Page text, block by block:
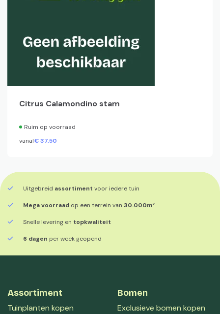
Citrus Calamondino stam
Ruim op voorraad
vanaf€37,50
Uitgebreid assortiment voor iedere tuin
Mega voorraad op een terrein van 30.000m²
Snelle levering en topkwaliteit
6 dagen per week geopend
Assortiment
Tuinplanten kopen
Bomen
Exclusieve bomen kopen